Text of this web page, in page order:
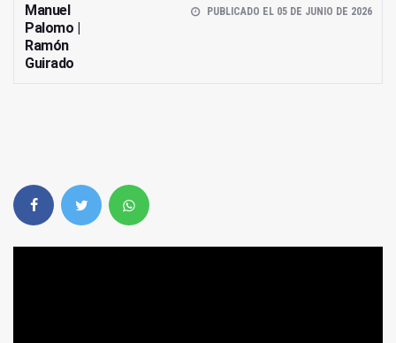
Manuel
Palomo |
Ramón
Guirado
PUBLICADO EL 05 DE JUNIO DE 2026